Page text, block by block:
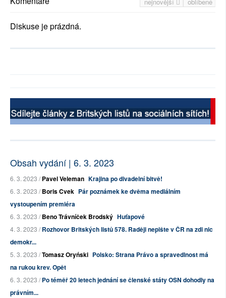
nejnovější oblíbené
Diskuse je prázdná.
Obsah vydání | 6. 3. 2023
6. 3. 2023 /Pavel Veleman Krajina po divadelní bitvě!
6. 3. 2023 /Boris Cvek Pár poznámek ke dvěma mediálním
vystoupením premiéra
6. 3. 2023 /Beno Trávníček Brodský Huťapové
4. 3. 2023 /Rozhovor Britských listů 578. Raději nepište v ČR na zdi nic
demokr...
5. 3. 2023 /Tomasz Oryński Polsko: Strana Právo a spravedlnost má
na rukou krev. Opět
6. 3. 2023 /Po téměř 20 letech jednání se členské státy OSN dohodly na
právním...